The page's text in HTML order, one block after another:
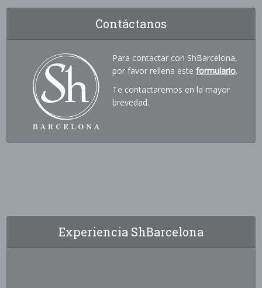
Contáctanos
Para contactar con ShBarcelona,
por favor rellena esteformulario.
Te contactaremos en la mayor
brevedad.
Experiencia ShBarcelona